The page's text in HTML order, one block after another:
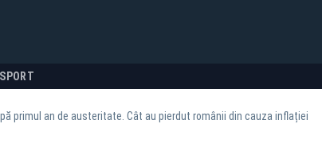
SPORT
primul an de austeritate. Cât au pierdut românii din cauza inflației